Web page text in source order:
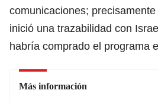
comunicaciones;
inició una trazabilidad con
habría comprado el programa
Más información